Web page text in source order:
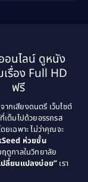
1994
1992
1988
1986
1984
1982
อนไลน์ ดูหนัง
เรื่อง Full HD
ฟรี
กเสียงดนตรี เว็บไซต์
เต็มไปด้วยอรรถรส
เฉพาะ ไม่ว่าคุณจะ
ห่วยขั้น
ดูกาลในวิทยาลัย
ปลี่ยนแปลงบ่อย” เรา